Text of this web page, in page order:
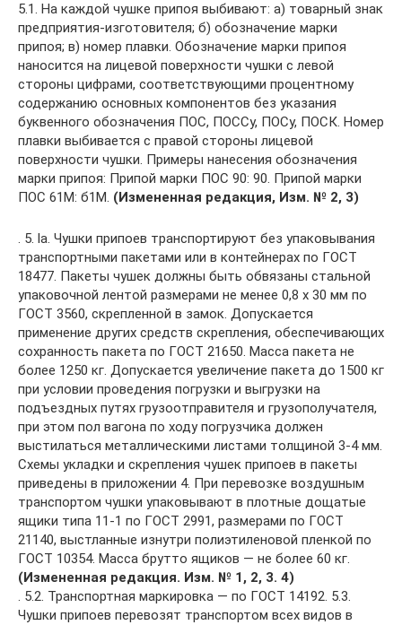
5.1. На каждой чушке припоя выбивают: а) товарный знак
предприятия-изготовителя; б) обозначение марки
припоя; в) номер плавки. Обозначение марки припоя
наносится на лицевой поверхности чушки с левой
стороны цифрами, соответствующими процентному
содержанию основных компонентов без указания
буквенного обозначения ПОС, ПОССу, ПОСу, ПОСК. Номер
плавки выбивается с правой стороны лицевой
поверхности чушки. Примеры нанесения обозначения
марки припоя: Припой марки ПОС 90: 90. Припой марки
ПОС 61М: б1М. (Измененная редакция, Изм. № 2, 3)
. 5. la. Чушки припоев транспортируют без упаковывания
транспортными пакетами или в контейнерах по ГОСТ
18477. Пакеты чушек должны быть обвязаны стальной
упаковочной лентой размерами не менее 0,8 х 30 мм по
ГОСТ 3560, скрепленной в замок. Допускается
применение других средств скрепления, обеспечивающих
сохранность пакета по ГОСТ 21650. Масса пакета не
более 1250 кг. Допускается увеличение пакета до 1500 кг
при условии проведения погрузки и выгрузки на
подъездных путях грузоотправителя и грузополучателя,
при этом пол вагона по ходу погрузчика должен
выстилаться металлическими листами толщиной 3-4 мм.
Схемы укладки и скрепления чушек припоев в пакеты
приведены в приложении 4. При перевозке воздушным
транспортом чушки упаковывают в плотные дощатые
ящики типа 11-1 по ГОСТ 2991, размерами по ГОСТ
21140, выстланные изнутри полиэтиленовой пленкой по
ГОСТ 10354. Масса брутто ящиков — не более 60 кг.
(Измененная редакция. Изм. № 1, 2, 3. 4)
. 5.2. Транспортная маркировка — по ГОСТ 14192. 5.3.
Чушки припоев перевозят транспортом всех видов в